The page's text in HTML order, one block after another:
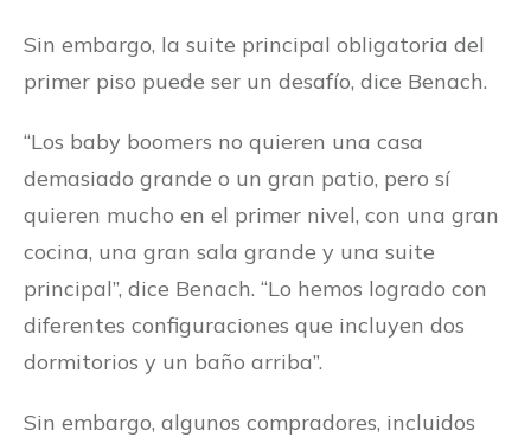
Sin embargo, la suite principal obligatoria del
primer piso puede ser un desafío, dice Benach.
“Los baby boomers no quieren una casa
demasiado grande o un gran patio, pero sí
quieren mucho en el primer nivel, con una gran
cocina, una gran sala grande y una suite
principal”, dice Benach. “Lo hemos logrado con
diferentes configuraciones que incluyen dos
dormitorios y un baño arriba”.
Sin embargo, algunos compradores, incluidos